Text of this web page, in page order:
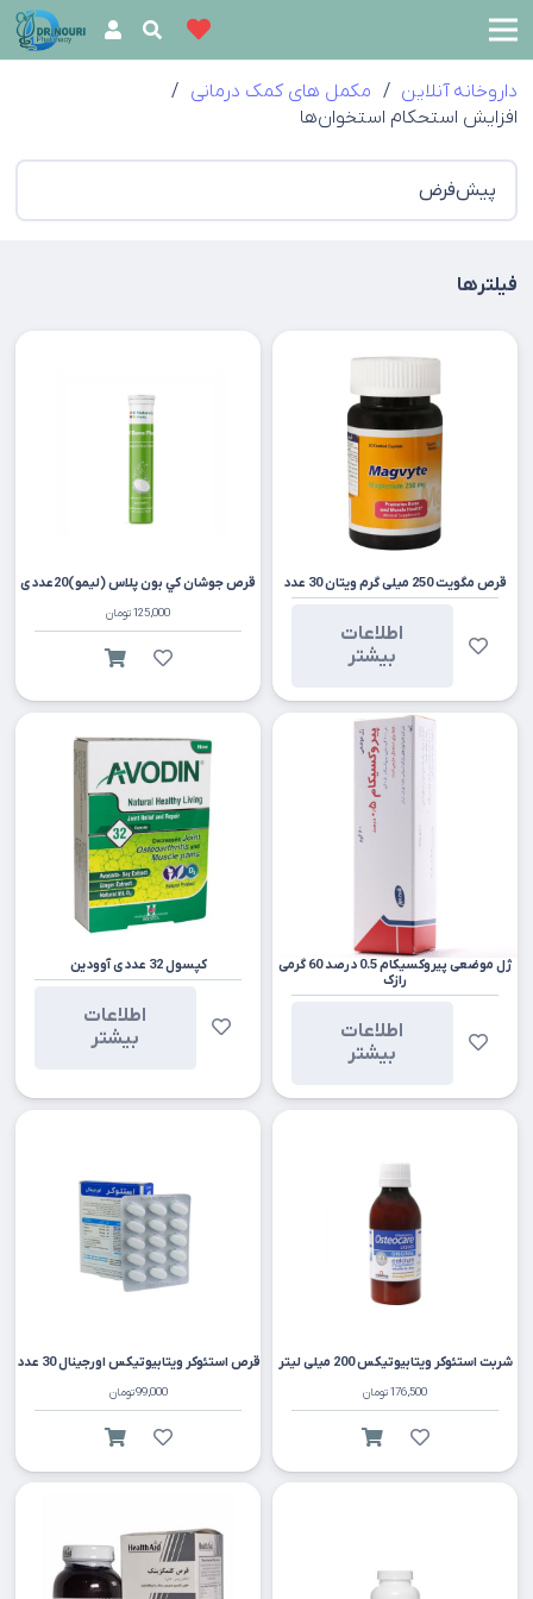
داروخانه آنلاین / مکمل های کمک درمانی /
افزایش استحکام استخوان‌ها
فیلترها
قرص مگویت 250 میلی گرم ویتان 30 عدد
اطلاعات
بیشتر
قرص جوشان کي بون پلاس (ليمو)20عددی
125,000تومان
ژل موضعی پیروکسیکام 0.5 درصد 60 گرمی
رازک
اطلاعات
بیشتر
کپسول 32 عددی آوودین
اطلاعات
بیشتر
شربت استئوکر ویتابیوتیکس 200 میلی لیتر
176,500تومان
قرص استئوکر ویتابیوتیکس اورجینال 30 عدد
99,000تومان